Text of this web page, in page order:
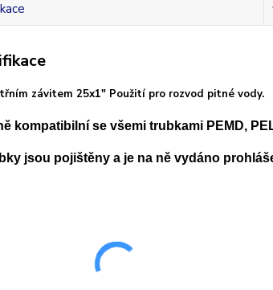
závitem 25x1" Použití pro rozvod pitné vody.
kompatibilní se všemi trubkami PEMD,
jsou pojištěny a je na ně vydáno